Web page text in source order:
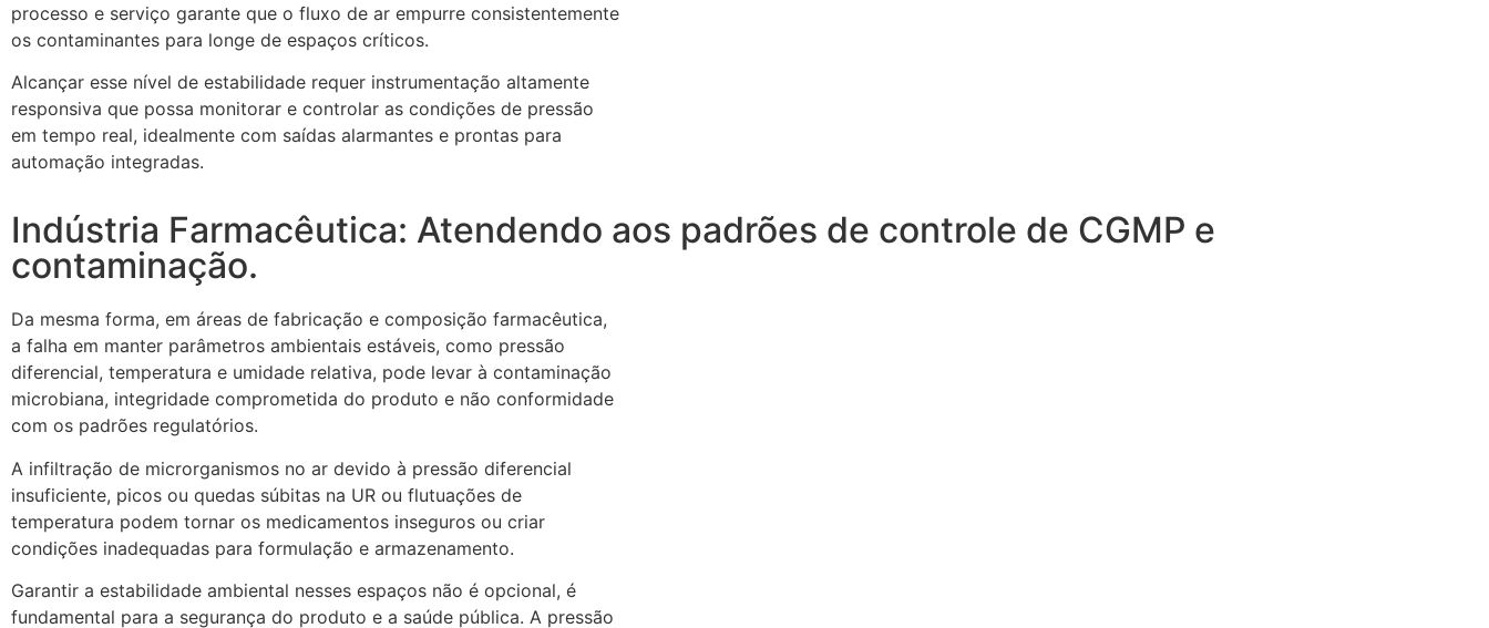
processo e serviço garante que o fluxo de ar empurre consistentemente
os contaminantes para longe de espaços críticos.
Alcançar esse nível de estabilidade requer instrumentação altamente
responsiva que possa monitorar e controlar as condições de pressão
em tempo real, idealmente com saídas alarmantes e prontas para
automação integradas.
Indústria Farmacêutica: Atendendo aos padrões de controle de CGMP e
contaminação.
Da mesma forma, em áreas de fabricação e composição farmacêutica,
a falha em manter parâmetros ambientais estáveis, como pressão
diferencial, temperatura e umidade relativa, pode levar à contaminação
microbiana, integridade comprometida do produto e não conformidade
com os padrões regulatórios.
A infiltração de microrganismos no ar devido à pressão diferencial
insuficiente, picos ou quedas súbitas na UR ou flutuações de
temperatura podem tornar os medicamentos inseguros ou criar
condições inadequadas para formulação e armazenamento.
Garantir a estabilidade ambiental nesses espaços não é opcional, é
fundamental para a segurança do produto e a saúde pública. A pressão